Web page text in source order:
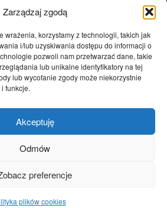
Zarządzaj zgodą
wrażenia, korzystamy z technologii, takich jak
i/lub uzyskiwania dostępu do informacji o
pozwoli nam przetwarzać dane, takie
lub unikalne identyfikatory na tej
lub wycofanie zgody może niekorzystnie
funkcje.
Akceptuję
Odmów
preferencje
plików cookies
4601
4363
3639
2823